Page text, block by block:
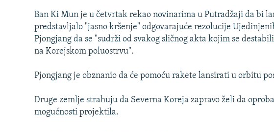
Ban Ki Mun je u četvrtak rekao novinarima u Putradžaji da bi
predstavljalo "jasno kršenje" odgovarajuće rezolucije
Pjongjang da se "sudrži od svakog sličnog akta kojim se
na Korejskom poluostrvu".
Pjongjang je obznanio da će pomoću rakete lansirati u orbitu
Druge zemlje strahuju da Severna Koreja zapravo želi da
mogućnosti projektila.